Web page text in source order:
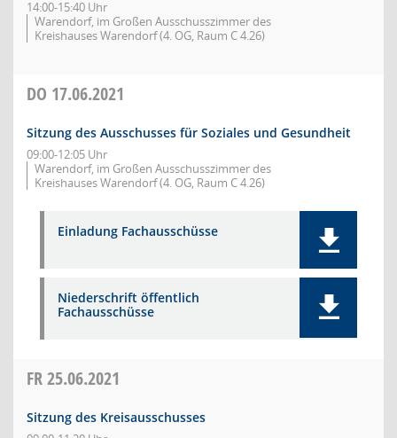
14:00-15:40 Uhr
Warendorf, im Großen Ausschusszimmer des
Kreishauses Warendorf (4. OG, Raum C 4.26)
DO 17.06.2021
Sitzung des Ausschusses für Soziales und Gesundheit
09:00-12:05 Uhr
Warendorf, im Großen Ausschusszimmer des
Kreishauses Warendorf (4. OG, Raum C 4.26)
Einladung Fachausschüsse
Niederschrift öffentlich
Fachausschüsse
FR25.06.2021
Sitzung des Kreisausschusses